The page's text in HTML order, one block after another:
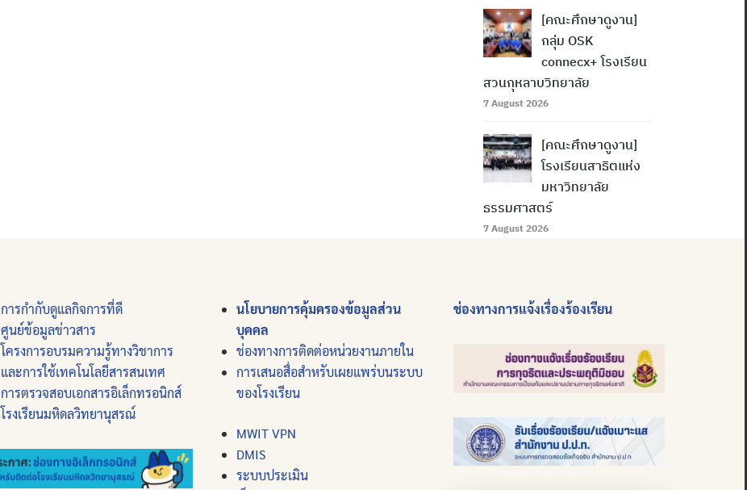
[คณะศึกษาดูงาน]
กลุ่ม OSK
connecx+ โรงเรียน
สวนกุหลาบวิทยาลัย
7 August 2026
[คณะศึกษาดูงาน]
โรงเรียนสาธิตแห่ง
มหาวิทยาลัย
ธรรมศาสตร์
7 August 2026
การกำกับดูแลกิจการที่ดี
ศูนย์ข้อมูลข่าวสาร
โครงการอบรมความรู้ทางวิชาการ
และการใช้เทคโนโลยีสารสนเทศ
การตรวจสอบเอกสารอิเล็กทรอนิกส์
โรงเรียนมหิดลวิทยานุสรณ์
นโยบายการคุ้มครองข้อมูลส่วน
บุคคล
ช่องทางการติดต่อหน่วยงานภายใน
การเสนอสื่อสำหรับเผยแพร่บนระบบ
ของโรงเรียน
MWIT VPN
DMIS
ระบบประเมิน
ช่องทางการแจ้งเรื่องร้องเรียน